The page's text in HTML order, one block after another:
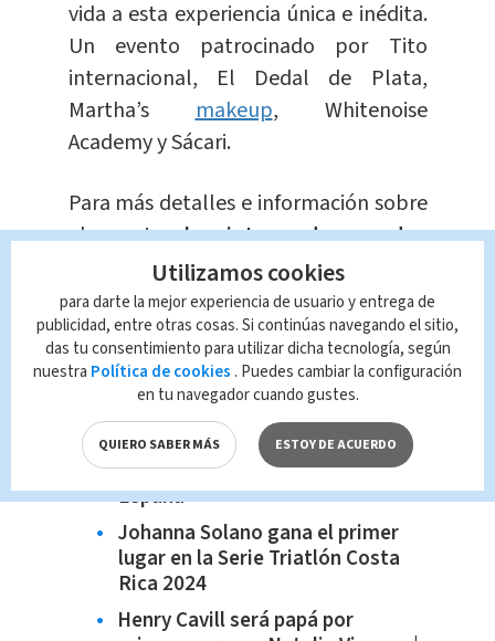
vida a esta experiencia única e inédita.
Un evento patrocinado por Tito
internacional, El Dedal de Plata,
Martha’smakeup, Whitenoise
Academy y Sácari.
Para más detalles e información sobre
el evento,los interesados pueden
seguir a Melannie en Instagram
como: @melannieotarola, en
Facebook como Melannie Otárola, y
en TikTok como: @melanniemusic598.
Te recomendamos...
Joven 15 años necesita ayuda
para cirugía de corazón en
España
Johanna Solano gana el primer
lugar en la Serie Triatlón Costa
Rica 2024
Henry Cavill será papá por
Utilizamos cookies
para darte la mejor experiencia de usuario y entrega de
publicidad, entre otras cosas. Si continúas navegando el sitio,
das tu consentimiento para utilizar dicha tecnología, según
nuestra Política de cookies . Puedes cambiar la configuración
en tu navegador cuando gustes.
QUIERO SABER MÁS ESTOY DE ACUERDO